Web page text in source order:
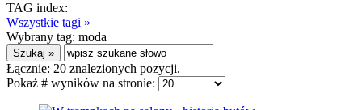
TAG index:
Wszystkie tagi »
Wybrany tag: moda
Łącznie: 20 znalezionych pozycji.
Pokaż # wyników na stronie: